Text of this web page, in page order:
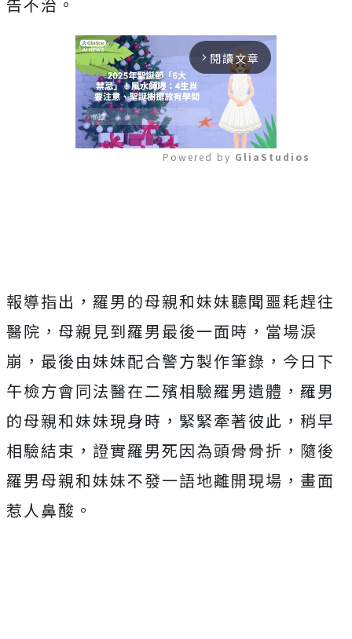
arrow_forward_ios 閱讀文章
Powered by GliaStudios
報導指出，羅男的母親和妹妹聽聞噩耗趕往
醫院，母親見到羅男最後一面時，當場淚
崩，最後由妹妹配合警方製作筆錄，今日下
午檢方會同法醫在二殯相驗羅男遺體，羅男
的母親和妹妹現身時，緊緊牽著彼此，稍早
相驗結束，證實羅男死因為頭骨骨折，隨後
羅男母親和妹妹不發一語地離開現場，畫面
惹人鼻酸。